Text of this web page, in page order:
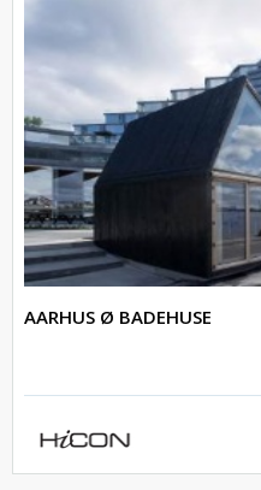
AARHUS Ø BADEHUSE